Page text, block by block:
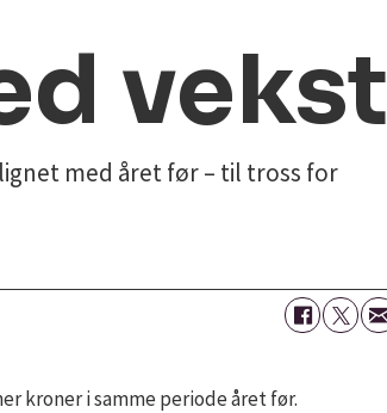
vekst
med året før – til tross for
kroner i samme periode året før.